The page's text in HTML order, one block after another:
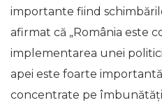
importante fiind
afirmat că „România este
implementarea unei
apei este foarte
concentrate pe